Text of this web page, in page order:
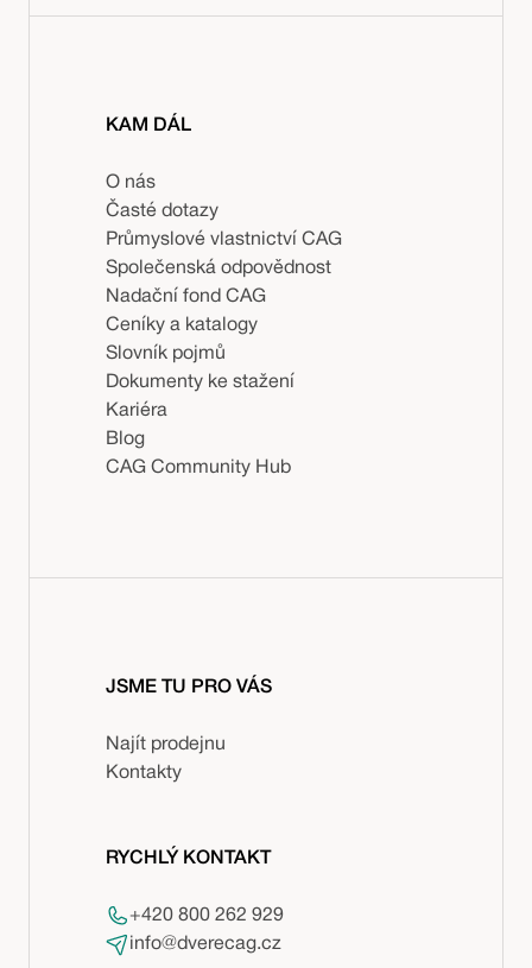
KAM DÁL
O nás
Časté dotazy
Průmyslové vlastnictví CAG
Společenská odpovědnost
Nadační fond CAG
Ceníky a katalogy
Slovník pojmů
Dokumenty ke stažení
Kariéra
Blog
CAG Community Hub
JSME TU PRO VÁS
Najít prodejnu
Kontakty
RYCHLÝ KONTAKT
+420 800 262 929
info@dverecag.cz